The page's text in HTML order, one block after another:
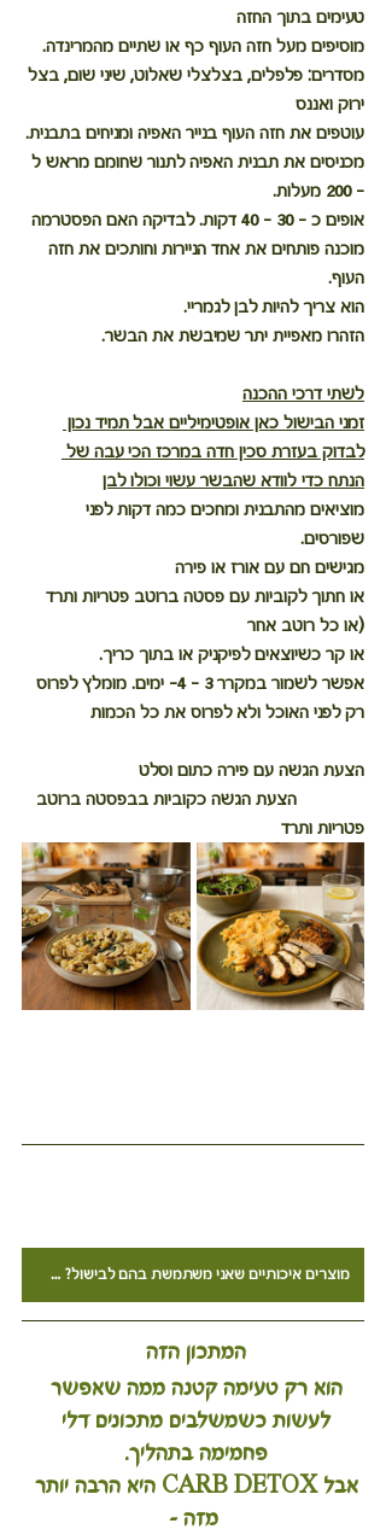
טעימים בתוך החזה
מוסיפים מעל חזה העוף כף או שתיים מהמרינדה.
מסדרים: פלפלים, בצלצלי שאלוט, שיני שום, בצל
ירוק ואננס
עוטפים את חזה העוף בנייר האפיה ומניחים בתבנית.
מכניסים את תבנית האפיה לתנור שחומם מראש ל
– 200 מעלות.
אופים כ – 30 – 40 דקות. לבדיקה האם הפסטרמה
מוכנה פותחים את אחד הניירות וחותכים את חזה
העוף.
הוא צריך להיות לבן לגמריי.
הזהרו מאפיית יתר שמיבשת את הבשר.
לשתי דרכי ההכנה
זמני הבישול כאן אופטימיליים אבל תמיד נכון
לבדוק בעזרת סכין חדה במרכז הכי עבה של
הנתח כדי לוודא שהבשר עשוי וכולו לבן
מוציאים מהתבנית ומחכים כמה דקות לפני
שפורסים.
מגישים חם עם אורז או פירה
או חתוך לקוביות עם פסטה ברוטב פטריות ותרד
(או כל רוטב אחר
או קר כשיוצאים לפיקניק או בתוך כריך.
אפשר לשמור במקרר 3 - 4- ימים. מומלץ לפרוס
רק לפני האוכל ולא לפרוס את כל הכמות
הצעת הגשה עם פירה כתום וסלט
              הצעת הגשה כקוביות בבפסטה ברוטב
פטריות ותרד
מוצרים איכותיים שאני משתמשת בהם לבישול? 🛒 מ לחצו כאן לעמוד ההנחות
המתכון הזה
הוא רק טעימה קטנה ממה שאפשר
לעשות כשמשלבים מתכונים דלי
פחמימה בתהליך.
אבל CARB DETOX היא הרבה יותר
מזה –